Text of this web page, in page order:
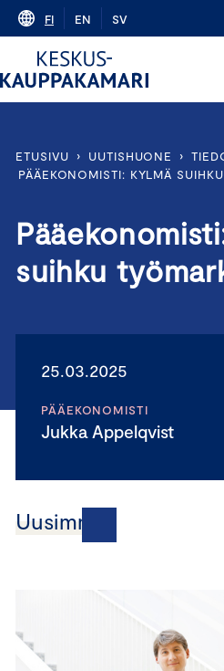
Skip
content
FI EN SV
ETUSIVU › UUTISHUONE ›
PÄÄEKONOMISTI: KYLMÄ
suihku
25.03.2025
PÄÄEKONOMISTI
Jukka Appelqvist
Uusimmat